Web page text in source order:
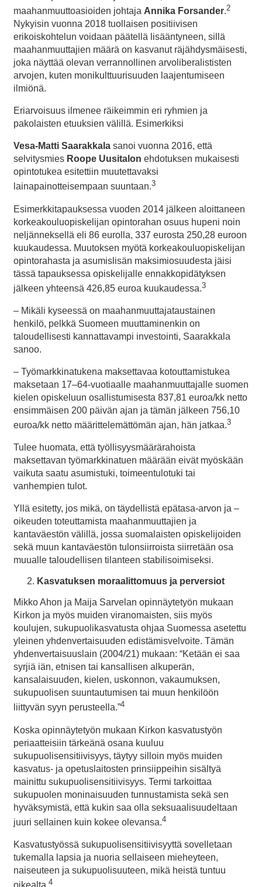
maahanmuuttoasioiden johtaja Annika Forsander.2
Nykyisin vuonna 2018 tuollaisen positiivisen
erikoiskohtelun voidaan päätellä lisääntyneen, sillä
maahanmuuttajien määrä on kasvanut räjähdysmäisesti,
joka näyttää olevan verrannollinen arvoliberalististen
arvojen, kuten monikulttuurisuuden laajentumiseen
ilmiönä.
Eriarvoisuus ilmenee räikeimmin eri ryhmien ja
pakolaisten etuuksien välillä. Esimerkiksi
Vesa-Matti Saarakkala sanoi vuonna 2016, että
selvitysmies Roope Uusitalon ehdotuksen mukaisesti
opintotukea esitettiin muutettavaksi
lainapainotteisempaan suuntaan.3
Esimerkkitapauksessa vuoden 2014 jälkeen aloittaneen
korkeakouluopiskelijan opintorahan osuus hupeni noin
neljänneksellä eli 86 eurolla, 337 eurosta 250,28 euroon
kuukaudessa. Muutoksen myötä korkeakouluopiskelijan
opintorahasta ja asumislisän maksimiosuudesta jäisi
tässä tapauksessa opiskelijalle ennakkopidätyksen
jälkeen yhteensä 426,85 euroa kuukaudessa.3
– Mikäli kyseessä on maahanmuuttajataustainen
henkilö, pelkkä Suomeen muuttaminenkin on
taloudellisesti kannattavampi investointi, Saarakkala
sanoo.
– Työmarkkinatukena maksettavaa kotouttamistukea
maksetaan 17–64-vuotiaalle maahanmuuttajalle suomen
kielen opiskeluun osallistumisesta 837,81 euroa/kk netto
ensimmäisen 200 päivän ajan ja tämän jälkeen 756,10
euroa/kk netto määrittelemättömän ajan, hän jatkaa.3
Tulee huomata, että työllisyysmäärärahoista
maksettavan työmarkkinatuen määrään eivät myöskään
vaikuta saatu asumistuki, toimeentulotuki tai
vanhempien tulot.
Yllä esitetty, jos mikä, on täydellistä epätasa-arvon ja –
oikeuden toteuttamista maahanmuuttajien ja
kantaväestön välillä, jossa suomalaisten opiskelijoiden
sekä muun kantaväestön tulonsiirroista siirretään osa
muualle taloudellisen tilanteen stabilisoimiseksi.
Kasvatuksen moraalittomuus ja perversiot
Mikko Ahon ja Maija Sarvelan opinnäytetyön mukaan
Kirkon ja myös muiden viranomaisten, siis myös
koulujen, sukupuolikasvatusta ohjaa Suomessa asetettu
yleinen yhdenvertaisuuden edistämisvelvoite. Tämän
yhdenvertaisuuslain (2004/21) mukaan: “Ketään ei saa
syrjiä iän, etnisen tai kansallisen alkuperän,
kansalaisuuden, kielen, uskonnon, vakaumuksen,
sukupuolisen suuntautumisen tai muun henkilöön
liittyvän syyn perusteella.”4
Koska opinnäytetyön mukaan Kirkon kasvatustyön
periaatteisiin tärkeänä osana kuuluu
sukupuolisensitiivisyys, täytyy silloin myös muiden
kasvatus- ja opetuslaitosten prinsiippeihin sisältyä
mainittu sukupuolisensitiivisyys. Termi tarkoittaa
sukupuolen moninaisuuden tunnustamista sekä sen
hyväksymistä, että kukin saa olla seksuaalisuudeltaan
juuri sellainen kuin kokee olevansa.4
Kasvatustyössä sukupuolisensitiivisyyttä sovelletaan
tukemalla lapsia ja nuoria sellaiseen mieheyteen,
naiseuteen ja sukupuolisuuteen, mikä heistä tuntuu
4